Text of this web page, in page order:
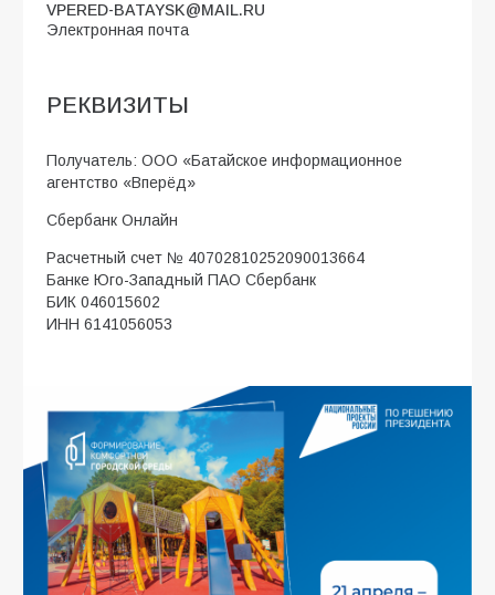
VPERED-BATAYSK@MAIL.RU
Электронная почта
РЕКВИЗИТЫ
Получатель: ООО «Батайское информационное
агентство «Вперёд»
Сбербанк Онлайн
Расчетный счет № 40702810252090013664
Банке Юго-Западный ПАО Сбербанк
БИК 046015602
ИНН 6141056053